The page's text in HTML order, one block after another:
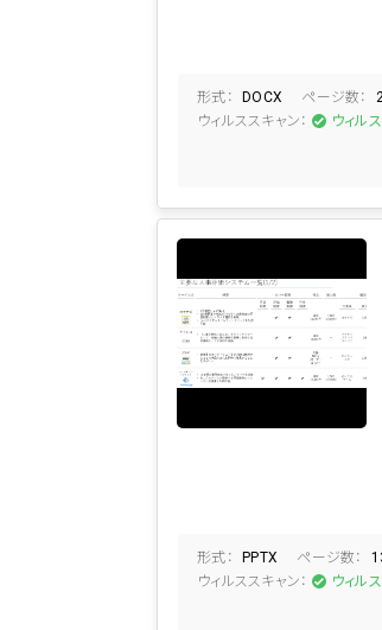
形式： DOCX ページ数：
ウィルススキャン： ウィル
形式： PPTX ページ数：
ウィルススキャン： ウィル